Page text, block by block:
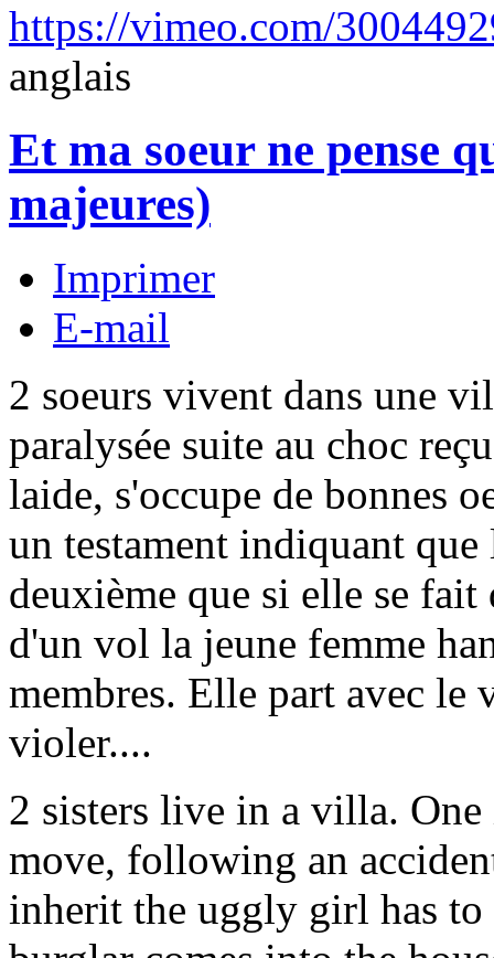
https://vimeo.com/
anglais
Et ma soeur ne pense
majeures)
Imprimer
E-mail
2 soeurs vivent dans une
paralysée suite au choc
laide, s'occupe de bonnes
un testament indiquant
deuxième que si elle se
d'un vol la jeune femme
membres. Elle part avec le
violer....
2 sisters live in a villa.
move, following an
inherit the uggly girl has